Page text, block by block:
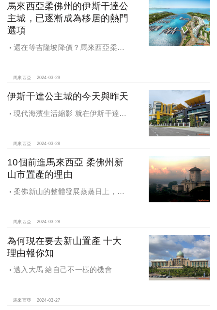
馬來西亞柔佛州的伊斯干達公
主城，已逐漸成為移居的熱門
選項
還在等吉隆坡降價？馬來西亞柔佛
斯干達公主城，亮點不是只有樂高主
題樂園而已
馬來西亞 2024-03-29
伊斯干達公主城的今天與昨天
現代海濱生活縮影 就在伊斯干達公
馬來西亞 2024-03-28
10個前進馬來西亞 柔佛州新
山市置產的理由
柔佛新山的整體發展蒸蒸日上，吸
因促使著他們投奔新山的懷抱。
馬來西亞 2024-03-28
為何現在要去新山置產 十大
理由報你知
邁入大馬 給自己不一樣的機會
馬來西亞 2024-03-27